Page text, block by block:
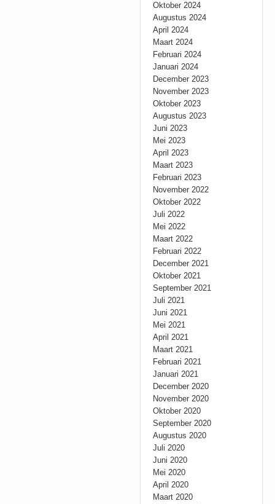
Oktober 2024
Augustus 2024
April 2024
Maart 2024
Februari 2024
Januari 2024
December 2023
November 2023
Oktober 2023
Augustus 2023
Juni 2023
Mei 2023
April 2023
Maart 2023
Februari 2023
November 2022
Oktober 2022
Juli 2022
Mei 2022
Maart 2022
Februari 2022
December 2021
Oktober 2021
September 2021
Juli 2021
Juni 2021
Mei 2021
April 2021
Maart 2021
Februari 2021
Januari 2021
December 2020
November 2020
Oktober 2020
September 2020
Augustus 2020
Juli 2020
Juni 2020
Mei 2020
April 2020
Maart 2020